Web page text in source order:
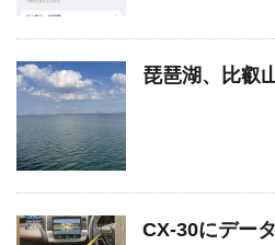
琵琶湖、比叡
CX-30にデー